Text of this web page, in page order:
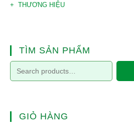
THƯƠNG HIỆU
TÌM SẢN PHẨM
GIỎ HÀNG